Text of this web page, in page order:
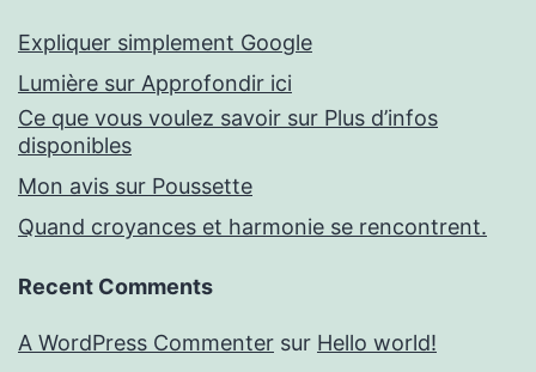
Expliquer simplement Google
Lumière sur Approfondir ici
Ce que vous voulez savoir sur Plus d’infos
disponibles
Mon avis sur Poussette
Quand croyances et harmonie se rencontrent.
Recent Comments
A WordPress Commenter sur Hello world!